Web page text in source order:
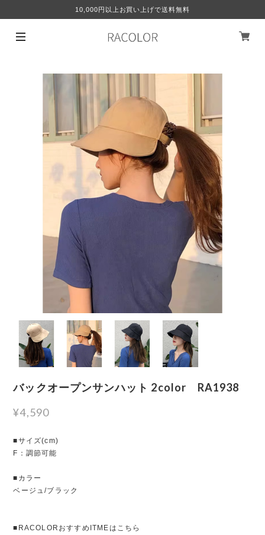
10,000円以上お買い上げで送料無料
バックオープンサンハット 2color RA1938
¥4,590
■サイズ(cm)
F：調節可能
■カラー
ベージュ/ブラック
■RACOLORおすすめITMEはこちら